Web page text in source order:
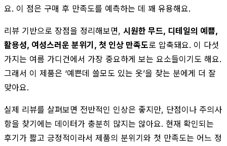
요. 이 점은 구매 후 만족도를 예측하는 데 꽤 유용해요.
리뷰 기반으로 장점을 정리해보면, 시원한 무드, 디테일의 예쁨,
활용성, 여성스러운 분위기, 첫 인상 만족도로 압축돼요. 이 다섯
가지는 여름 가디건에서 가장 중요하게 보는 요소들이기도 해요.
그래서 이 제품은 ‘예쁜데 쓸모도 있는 옷’을 찾는 분에게 더 잘
맞아요.
실제 리뷰를 살펴보면 전반적인 인상은 좋지만, 단점이나 주의사
항을 찾기에는 데이터가 충분히 많지는 않아요. 현재 확인되는
후기가 짧고 긍정적이라서 제품의 분위기와 첫 만족도는 어느 정